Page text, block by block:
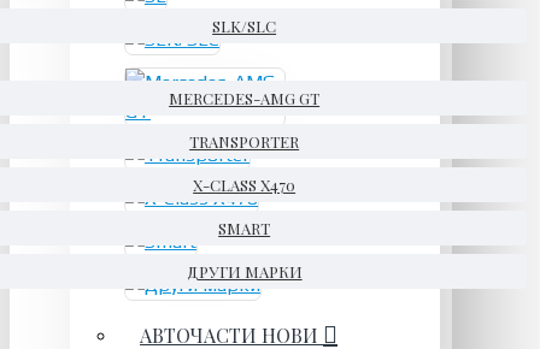
SLK/SLC
MERCEDES-AMG GT
TRANSPORTER
X-CLASS X470
SMART
ДРУГИ МАРКИ
АВТОЧАСТИ НОВИ